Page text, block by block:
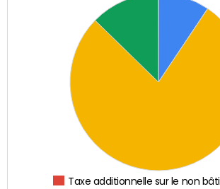
Taxe additionnelle sur le non bâti